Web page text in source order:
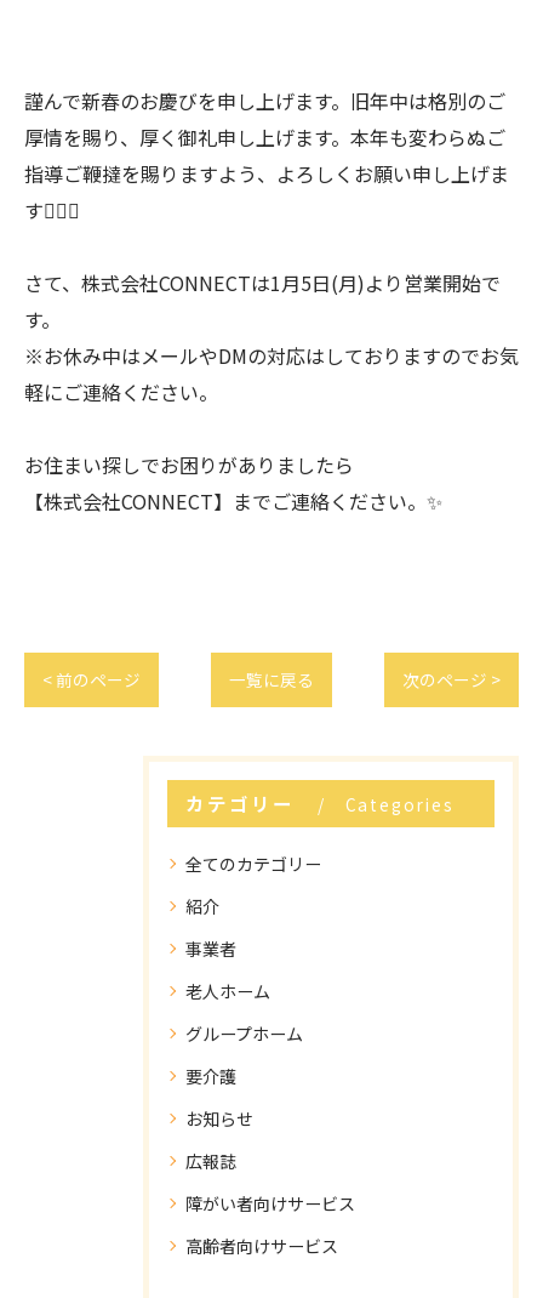
謹んで新春のお慶びを申し上げます。旧年中は格別のご
厚情を賜り、厚く御礼申し上げます。本年も変わらぬご
指導ご鞭撻を賜りますよう、よろしくお願い申し上げま
す🙇🏻‍♀️
さて、株式会社CONNECTは1月5日(月)より営業開始で
す。
※お休み中はメールやDMの対応はしておりますのでお気
軽にご連絡ください。
お住まい探しでお困りがありましたら
【株式会社CONNECT】までご連絡ください。✨
< 前のページ 一覧に戻る 次のページ >
カテゴリー Categories
全てのカテゴリー
紹介
事業者
老人ホーム
グループホーム
要介護
お知らせ
広報誌
障がい者向けサービス
高齢者向けサービス